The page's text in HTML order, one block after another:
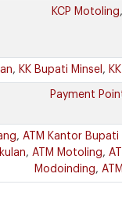
KCP Motoling,
, KK Bupati Minsel ,
Payment
, ATM Kantor Bupati
, ATM Motoling,
Modoinding,